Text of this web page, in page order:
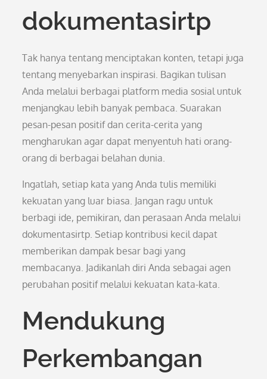
dokumentasirtp
Tak hanya tentang menciptakan konten, tetapi juga
tentang menyebarkan inspirasi. Bagikan tulisan
Anda melalui berbagai platform media sosial untuk
menjangkau lebih banyak pembaca. Suarakan
pesan-pesan positif dan cerita-cerita yang
mengharukan agar dapat menyentuh hati orang-
orang di berbagai belahan dunia.
Ingatlah, setiap kata yang Anda tulis memiliki
kekuatan yang luar biasa. Jangan ragu untuk
berbagi ide, pemikiran, dan perasaan Anda melalui
dokumentasirtp. Setiap kontribusi kecil dapat
memberikan dampak besar bagi yang
membacanya. Jadikanlah diri Anda sebagai agen
perubahan positif melalui kekuatan kata-kata.
Mendukung
Perkembangan